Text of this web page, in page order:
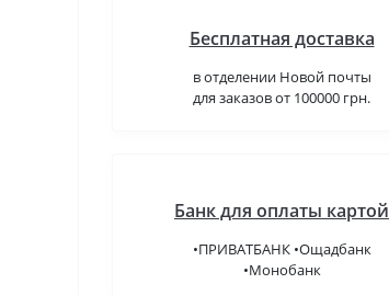
Бесплатная доставка
в отделении Новой почты
для заказов от 100000 грн.
Банк для оплаты картой
•ПРИВАТБАНК •Ощадбанк
•Монобанк